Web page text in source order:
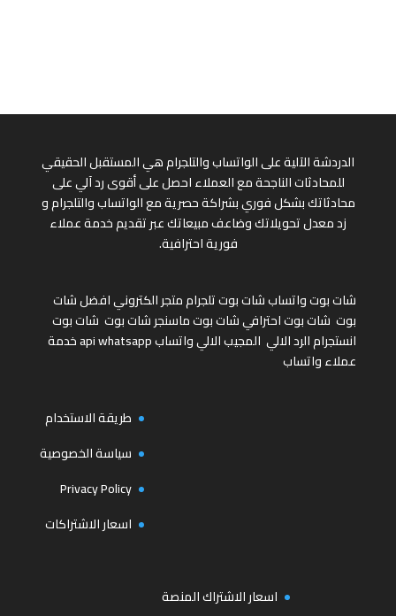
الدردشة الآلية على الواتساب والتلجرام هي المستقبل الحقيقي
للمحادثات الناجحة مع العملاء احصل على أقوى رد آلي على
محادثاتك بشكل فوري بشراكة حصرية مع الواتساب والتلجرام و
زد معدل تحويلاتك وضاعف مبيعاتك عبر تقديم خدمة عملاء
فورية احترافية.
شات بوت واتسابشات بوت تلجراممتجر الكترونيافضل شات
بوت شات بوت احترافيشات بوت ماسنجرشات بوت شات بوت
انستجرامالرد الالي المجيب الالي واتسابapi whatsappخدمة
عملاء واتساب
طريقة الاستخدام
سياسة الخصوصية
Privacy Policy
اسعار الاشتراكات
اسعار الاشتراك المنصة